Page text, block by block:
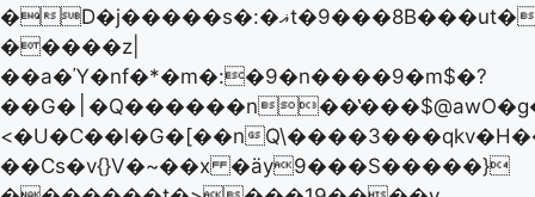
�D�j�����s�:�ޣt�9���8B���ut�>.��ʠo�\7��@p���=����6O�89�T�Q��[�6ܣ
�����z|
��a�Ύ�nf�*�m�:�9�n����9�m$�?
��G�׀�Q������n��̔���$@awO�g�׻��p6೻�ٸy$O�Umw�q�����}
<�U�C��l�G�[��n
��Cs�v{}V�~��x �ӓy9���S�����}